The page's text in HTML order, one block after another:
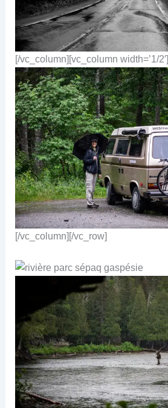
[/vc_column][vc_column width=’1/2′]
[/vc_column][/vc_row]